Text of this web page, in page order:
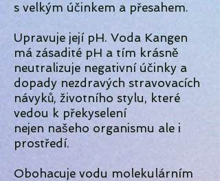
s velkým účinkem a přesahem.
Upravuje její pH. Voda Kangen
má zásadité pH a tím krásně
neutralizuje negativní účinky a
dopady nezdravých stravovacích
návyků, životního stylu, které
vedou k překyselení
nejen našeho organismu ale i
prostředí.
Obohacuje vodu molekulárním